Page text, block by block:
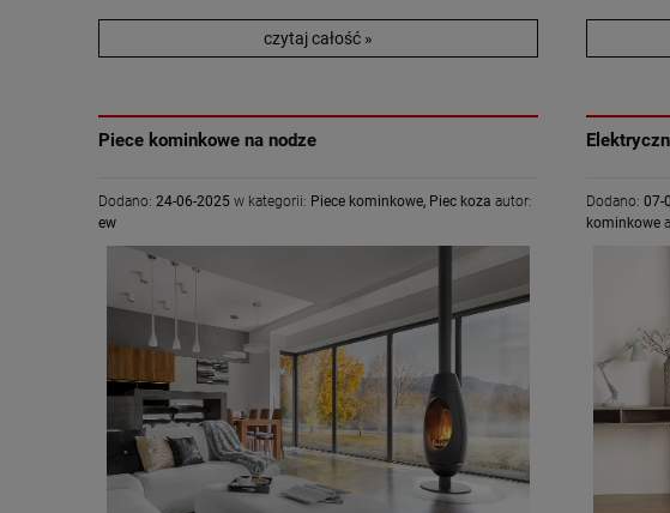
czytaj całość »
Piece kominkowe na nodze
Dodano: 24-06-2025 w kategorii: Piece kominkowe, Piec koza autor:
ew
Dodano: 07-
kominkowe